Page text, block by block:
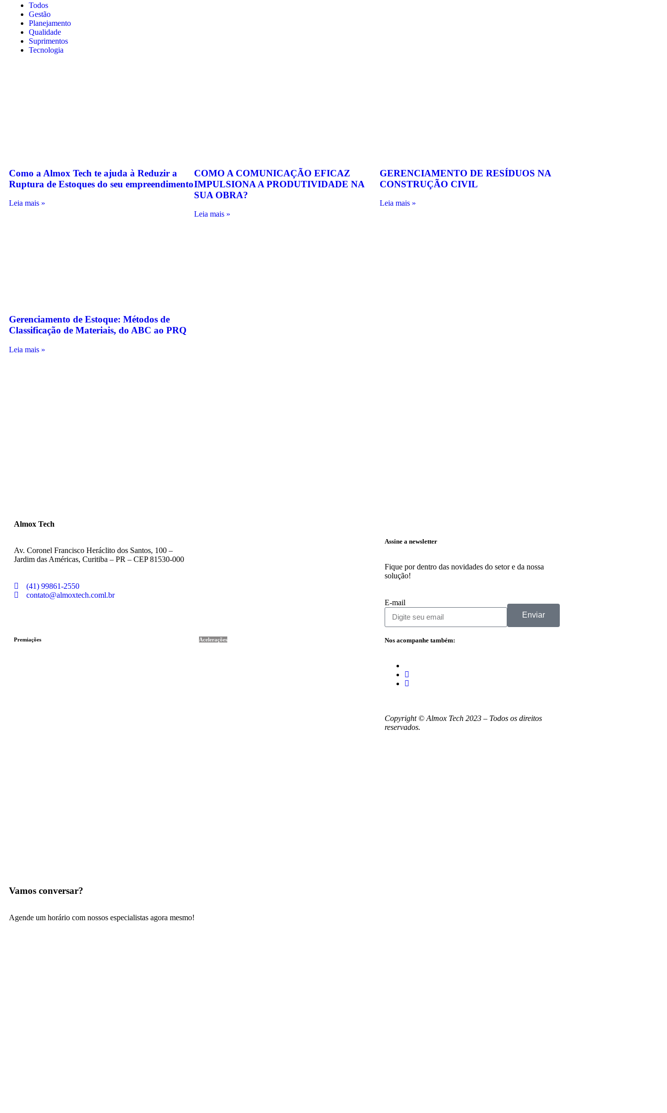
Todos
Gestão
Planejamento
Qualidade
Suprimentos
Tecnologia
Como a Almox Tech te ajuda à Reduzir a
Ruptura de Estoques do seu empreendimento
Leia mais »
COMO A COMUNICAÇÃO EFICAZ
IMPULSIONA A PRODUTIVIDADE NA
SUA OBRA?
Leia mais »
GERENCIAMENTO DE RESÍDUOS NA
CONSTRUÇÃO CIVIL
Leia mais »
Gerenciamento de Estoque: Métodos de
Classificação de Materiais, do ABC ao PRQ
Leia mais »
Almox Tech
Av. Coronel Francisco Heráclito dos Santos, 100 –
Jardim das Américas, Curitiba – PR – CEP 81530-000
(41) 99861-2550
contato@almoxtech.coml.br
Assine a newsletter
Fique por dentro das novidades do setor e da nossa
solução!
E-mail
Enviar
Premiações Acelerações Nos acompanhe também:
Copyright © Almox Tech 2023 – Todos os direitos
reservados.
Vamos conversar?
Agende um horário com nossos especialistas agora mesmo!